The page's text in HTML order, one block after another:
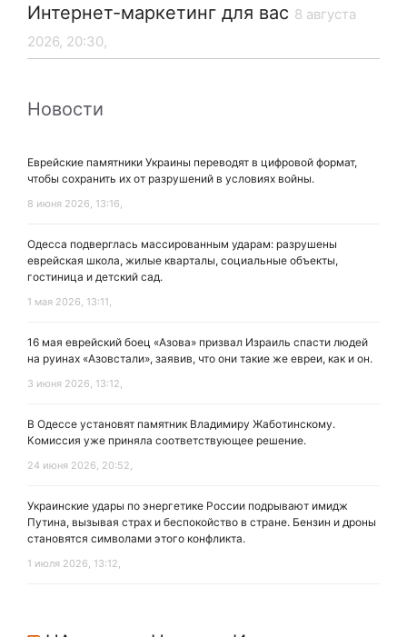
Интернет-маркетинг для вас 8 августа
2026, 20:30,
Новости
Еврейские памятники Украины переводят в цифровой формат,
чтобы сохранить их от разрушений в условиях войны.
8 июня 2026, 13:16,
Одесса подверглась массированным ударам: разрушены
еврейская школа, жилые кварталы, социальные объекты,
гостиница и детский сад.
1 мая 2026, 13:11,
16 мая еврейский боец «Азова» призвал Израиль спасти людей
на руинах «Азовстали», заявив, что они такие же евреи, как и он.
3 июня 2026, 13:12,
В Одессе установят памятник Владимиру Жаботинскому.
Комиссия уже приняла соответствующее решение.
24 июня 2026, 20:52,
Украинские удары по энергетике России подрывают имидж
Путина, вызывая страх и беспокойство в стране. Бензин и дроны
становятся символами этого конфликта.
1 июля 2026, 13:12,